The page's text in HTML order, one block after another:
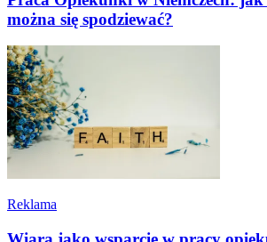
można się spodziewać?
Reklama